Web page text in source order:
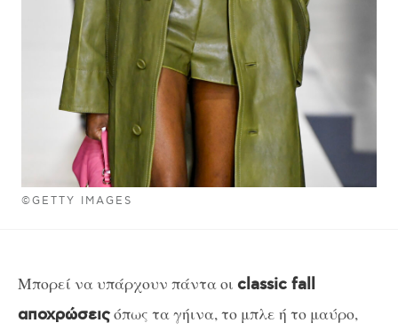
©GETTY IMAGES
Mπορεί να υπάρχουν πάντα οι classic fall
αποχρώσειςόπως τα γήινα, το μπλε ή το μαύρο,